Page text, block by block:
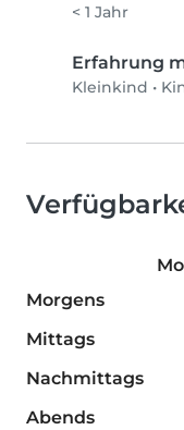
< 1 Jahr
Erfahrung
Kleinkind •
Mo
Morgens
Mittags
Nachmittags
Abends